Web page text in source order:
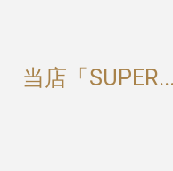
当店「SUPER...